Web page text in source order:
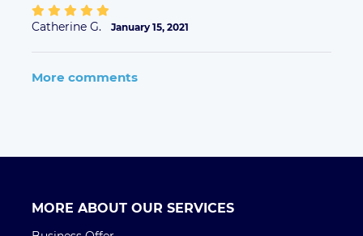
Catherine G. January 15, 2021
More comments
MORE ABOUT OUR SERVICES